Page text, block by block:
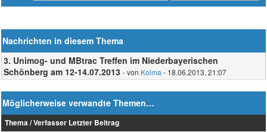
Nachrichten in diesem Thema
3. Unimog- und MBtrac Treffen im Niederbayerischen
Schönberg am 12-14.07.2013 - von Koima - 18.06.2013, 21:07
Möglicherweise verwandte Themen…
Thema / Verfasser Letzter Beitrag